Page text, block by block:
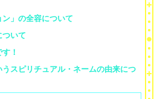
」の全容について
ついて
！
スピリチュアル・ネームの由来につ